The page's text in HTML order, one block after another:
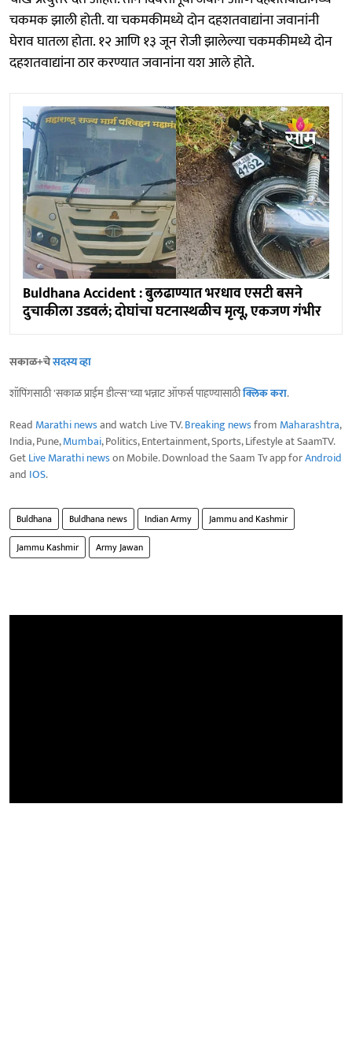
चकमक झाली होती. या चकमकीमध्ये दोन दहशतवाद्यांना जवानांनी
घेराव घातला होता. १२ आणि १३ जून रोजी झालेल्या चकमकीमध्ये दोन
दहशतवाद्यांना ठार करण्यात जवानांना यश आले होते.
Buldhana Accident : बुलढाण्यात भरधाव एसटी बसने
दुचाकीला उडवलं; दोघांचा घटनास्थळीच मृत्यू, एकजण गंभीर
सकाळ+चेसदस्य व्हा
शॉपिंगसाठी 'सकाळ प्राईम डील्स'च्या भन्नाट ऑफर्स पाहण्यासाठीक्लिक करा.
Read Marathi newsand watch Live TV.Breaking newsfrom Maharashtra,
India, Pune,Mumbai, Politics, Entertainment, Sports, Lifestyle at SaamTV.
GetLive Marathi newson Mobile. Download the Saam Tv app forAndroid
and IOS.
Buldhana Buldhana news Indian Army
Jammu and Kashmir
Jammu Kashmir
Army Jawan